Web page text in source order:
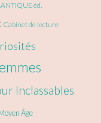
éd.
Cabinet de lecture
Inclassables
Âge